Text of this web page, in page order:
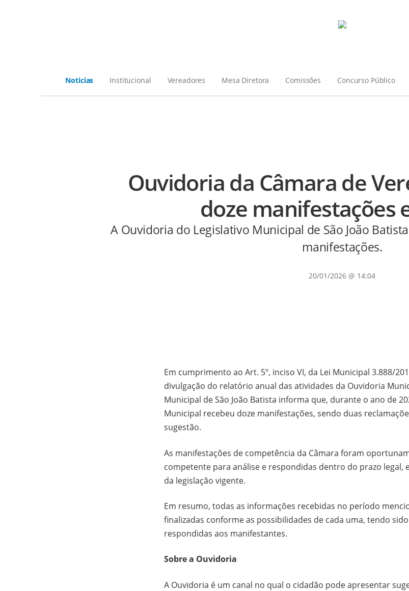
Noticias Institucional Vereadores Mesa Diretora Comissões Concurso Público
Ouvidoria da Câmara de
doze manifestações
A Ouvidoria do Legislativo Municipal de São João
manifestações.
20/01/2026 @ 14:04
Em cumprimento ao Art. 5º, inciso VI, da Lei Municipal 3.888/
divulgação do relatório anual das atividades da Ouvidoria
Municipal de São João Batista informa que, durante o ano de
Municipal recebeu doze manifestações, sendo duas
sugestão.
As manifestações de competência da Câmara foram
competente para análise e respondidas dentro do prazo legal,
da legislação vigente.
Em resumo, todas as informações recebidas no período
finalizadas conforme as possibilidades de cada uma, tendo
respondidas aos manifestantes.
Sobre a Ouvidoria
A Ouvidoria é um canal no qual o cidadão pode apresentar